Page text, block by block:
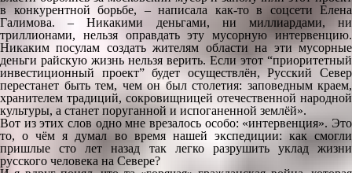
в конкурентной борьбе, – написала как-то в соцсети Елена
Галимова. – Никакими деньгами, ни миллиардами, ни
триллионами, нельзя оправдать эту мусорную интервенцию.
Никаким посулам создать жителям области на эти мусорные
деньги райскую жизнь нельзя верить. Если этот “приоритетный
инвестиционный проект” будет осуществлён, Русский Север
перестанет быть тем, чем он был столетия: заповедным краем,
хранителем традиций, сокровищницей отечественной народной
культуры, а станет поруганной и испоганенной землёй».
Вот из этих слов одно мне врезалось особо: «интервенция». Это
то, о чём я думал во время нашей экспедиции: как смогли
пришлые сто лет назад так легко разрушить уклад жизни
русского человека на Севере?